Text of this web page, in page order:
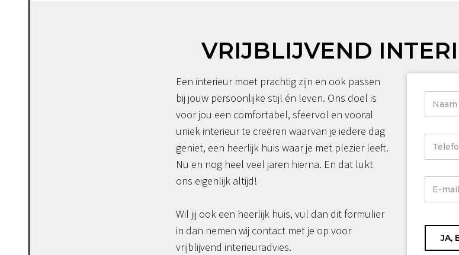
VRIJBLIJVEND
Een interieur moet prachtig zijn en ook passen
bij jouw persoonlijke stijl én leven. Ons doel is
voor jou een comfortabel, sfeervol en vooral
uniek interieur te creëren waarvan je iedere dag
geniet, een heerlijk huis waar je met plezier leeft.
Nu en nog heel veel jaren hierna. En dat lukt
ons eigenlijk altijd!
Wil jij ook een heerlijk huis, vul dan dit formulier
in dan nemen wij contact met je op voor
vrijblijvend interieuradvies.